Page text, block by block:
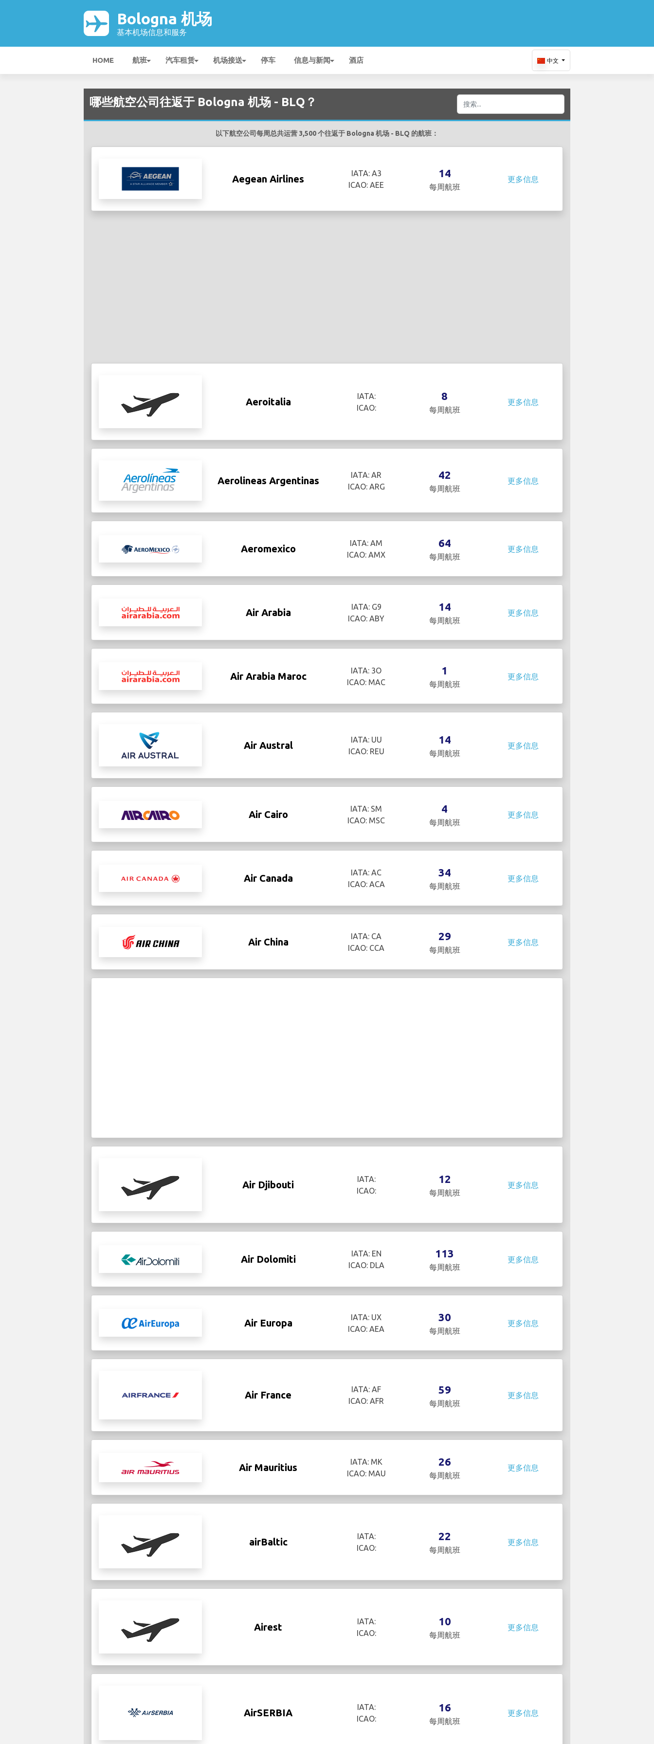
Bologna 机场
基本机场信息和服务
HOME 航班 汽车租赁 机场接送 停车 信息与新闻 酒店 中文
哪些航空公司往返于 Bologna 机场 - BLQ？
以下航空公司每周总共运营 3,500 个往返于 Bologna 机场 - BLQ 的航班：
Aegean Airlines
IATA: A3
ICAO: AEE
14
每周航班
更多信息
Aeroitalia
IATA:
ICAO:
8
每周航班
更多信息
Aerolineas Argentinas
IATA: AR
ICAO: ARG
42
每周航班
更多信息
Aeromexico
IATA: AM
ICAO: AMX
64
每周航班
更多信息
Air Arabia
IATA: G9
ICAO: ABY
14
每周航班
更多信息
Air Arabia Maroc
IATA: 3O
ICAO: MAC
1
每周航班
更多信息
Air Austral
IATA: UU
ICAO: REU
14
每周航班
更多信息
Air Cairo
IATA: SM
ICAO: MSC
4
每周航班
更多信息
Air Canada
IATA: AC
ICAO: ACA
34
每周航班
更多信息
Air China
IATA: CA
ICAO: CCA
29
每周航班
更多信息
Air Djibouti
IATA:
ICAO:
12
每周航班
更多信息
Air Dolomiti
IATA: EN
ICAO: DLA
113
每周航班
更多信息
Air Europa
IATA: UX
ICAO: AEA
30
每周航班
更多信息
Air France
IATA: AF
ICAO: AFR
59
每周航班
更多信息
Air Mauritius
IATA: MK
ICAO: MAU
26
每周航班
更多信息
airBaltic
IATA:
ICAO:
22
每周航班
更多信息
Airest
IATA:
ICAO:
10
每周航班
更多信息
AirSERBIA
IATA:
ICAO:
16
每周航班
更多信息